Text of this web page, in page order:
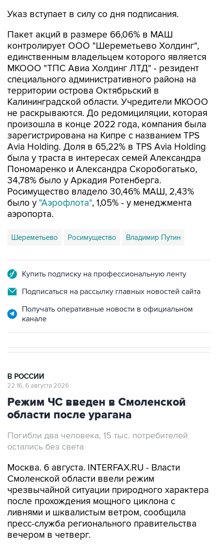
Указ вступает в силу со дня подписания.
Пакет акций в размере 66,06% в МАШ
контролирует ООО "Шереметьево Холдинг",
единственным владельцем которого является
МКООО "ТПС Авиа Холдинг ЛТД" - резидент
специального административного района на
территории острова Октябрьский в
Калининградской области. Учредители МКООО
не раскрываются. До редомициляции, которая
произошла в конце 2022 года, компания была
зарегистрирована на Кипре с названием TPS
Avia Holding. Доля в 65,22% в TPS Avia Holding
была у траста в интересах семей Александра
Пономаренко и Александра Скоробогатько,
34,78% было у Аркадия Ротенберга.
Росимущество владело 30,46% МАШ, 2,43%
было у "Аэрофлота", 1,05% - у менеджмента
аэропорта.
Шереметьево Росимущество Владимир Путин
Купить подписку на профессиональную ленту
Подписаться на рассылку главных новостей сайта
Получать оперативные новости в официальном
канале
В РОССИИ
22:16, 6 августа 2026
Режим ЧС введен в Смоленской
области после урагана
Погибли два человека, 15 тыс. потребителей
остались без света
Москва. 6 августа. INTERFAX.RU - Власти
Смоленской области ввели режим
чрезвычайной ситуации природного характера
после прохождения мощного циклона с
ливнями и шквалистым ветром, сообщила
пресс-служба регионального правительства
вечером в четверг.